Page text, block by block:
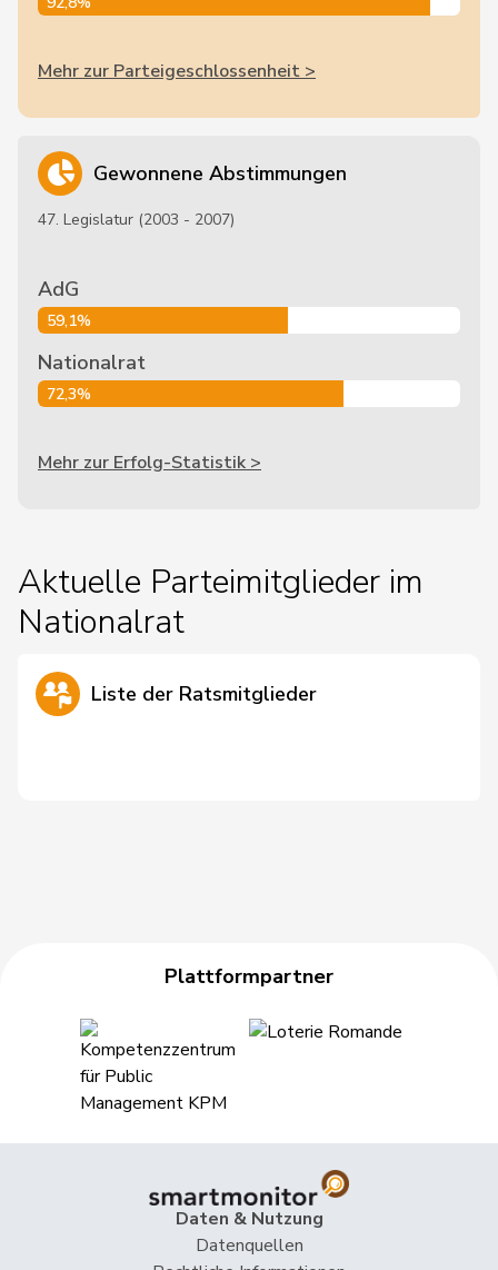
Mehr zur Parteigeschlossenheit >
Gewonnene Abstimmungen
47. Legislatur (2003 - 2007)
AdG
59,1%
Nationalrat
72,3%
Mehr zur Erfolg-Statistik >
Aktuelle Parteimitglieder im
Nationalrat
Liste der Ratsmitglieder
Plattformpartner
Daten & Nutzung
Datenquellen